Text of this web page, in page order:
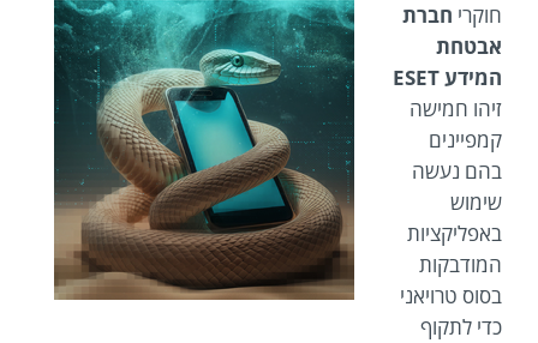
חוקרי חברת
אבטחת
המידע ESET
זיהו חמישה
קמפיינים
בהם נעשה
שימוש
באפליקציות
המודבקות
בסוס טרויאני
כדי לתקוף